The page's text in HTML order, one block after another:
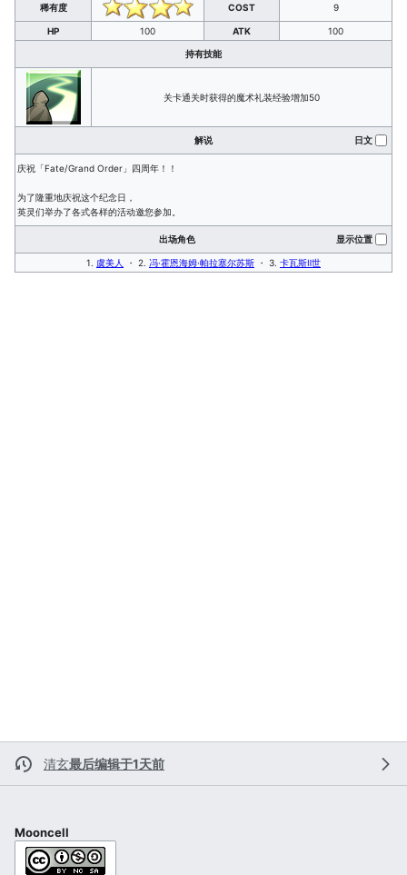
稀有度 COST 9
HP 100 ATK 100
持有技能
关卡通关时获得的魔术礼装经验增加50
解说 日文
庆祝「Fate/Grand Order」四周年！！
为了隆重地庆祝这个纪念日，
英灵们举办了各式各样的活动邀您参加。
出场角色 显示位置
1. 虞美人 ・ 2. 冯·霍恩海姆·帕拉塞尔苏斯 ・ 3. 卡瓦斯Ⅱ世
清玄最后编辑于1天前
Mooncell